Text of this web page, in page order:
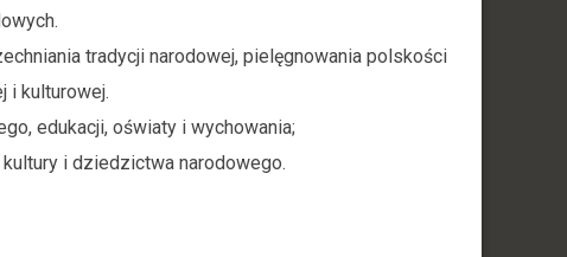
tradycji narodowej, pielęgnowania polskości
i kulturowej.
edukacji, oświaty i wychowania;
i dziedzictwa narodowego.